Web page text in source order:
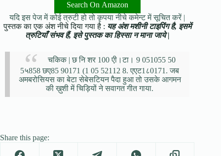
Search On Amazon
यदि इस पेज में कोई त्रुटी हो तो कृपया नीचे कमेन्ट में सूचित करें |
पुस्तक का एक अंश नीचे दिया गया है : यह अंश मशीनी टाइपिंग है, इसमें
त्रुटियाँ संभव हैं, इसे पुस्तक का हिस्सा न माना जाये |
चकिक | छ नि शर 100 एी।टा। 9 051055 50
5५858 छए85 90171 (1 05 52112 8. एएट1८0171. जब
अमबरोसियस का बेटा सेबेसटियन पैदा हुआ तो उसके आगमन
की ख़ुशी में चिड़ियों ने सवागत गीत गाया.
Share this page: